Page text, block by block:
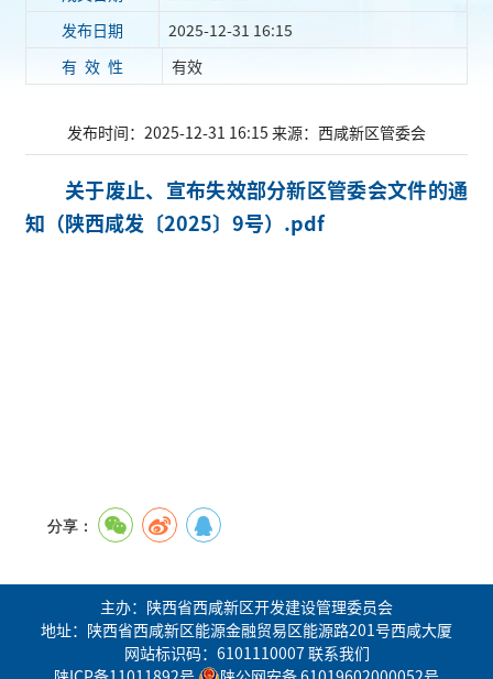
发布日期
2025-12-31 16:15
有 效 性
有效
发布时间：2025-12-31 16:15 来源：西咸新区管委会
关于废止、宣布失效部分新区管委会文件的通
知（陕西咸发〔2025〕9号）.pdf
分享：
主办：陕西省西咸新区开发建设管理委员会
地址：陕西省西咸新区能源金融贸易区能源路201号西咸大厦
网站标识码：6101110007 联系我们